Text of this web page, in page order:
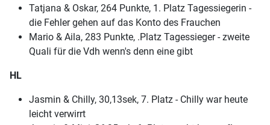
Tatjana & Oskar, 264 Punkte, 1. Platz Tagessiegerin -
die Fehler gehen auf das Konto des Frauchen
Mario & Aila, 283 Punkte, .Platz Tagessieger - zweite
Quali für die Vdh wenn's denn eine gibt
HL
Jasmin & Chilly, 30,13sek, 7. Platz - Chilly war heute
leicht verwirrt